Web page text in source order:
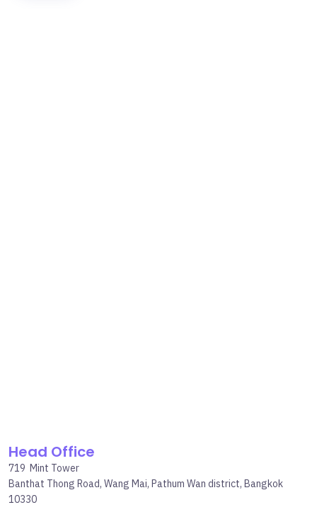
Head Office
719 Mint Tower
Banthat Thong Road, Wang Mai, Pathum Wan district, Bangkok
10330